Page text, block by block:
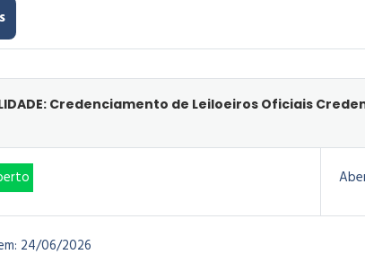
Credenciamento de Leiloeiros Oficiais
24/06/2026